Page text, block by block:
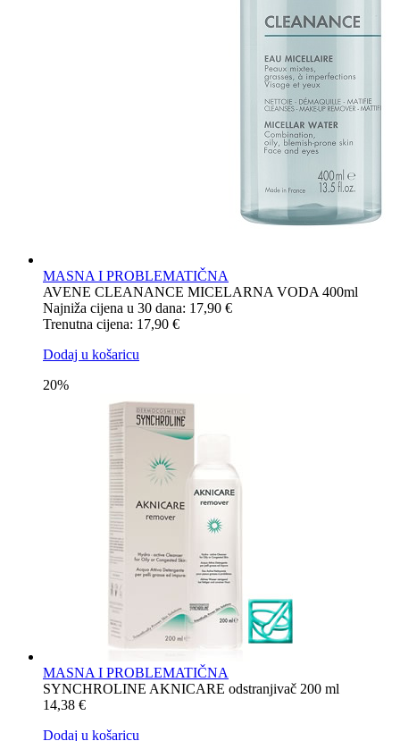
MASNA I PROBLEMATIČNA
AVENE CLEANANCE MICELARNA VODA 400ml
Najniža cijena u 30 dana: 17,90 €
Trenutna cijena: 17,90 €
Dodaj u košaricu
20%
MASNA I PROBLEMATIČNA
SYNCHROLINE AKNICARE odstranjivač 200 ml
14,38 €
Dodaj u košaricu